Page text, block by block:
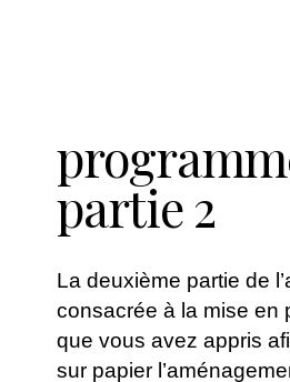
partie 2
La deuxième partie de
consacrée à la mise en
que vous avez appris
sur papier